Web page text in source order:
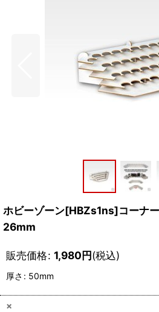
ホビーゾーン[HBZs1ns]コーナ
26mm
販売価格: 1,980円(税込)
厚さ : 50mm
×